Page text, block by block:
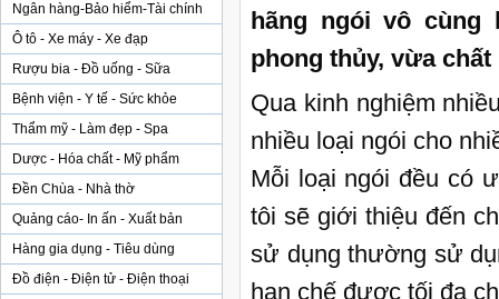
Ngân hàng-Bảo hiểm-Tài chính
Ô tô - Xe máy - Xe đạp
Rượu bia - Đồ uống - Sữa
Bệnh viện - Y tế - Sức khỏe
Thẩm mỹ - Làm đẹp - Spa
Dược - Hóa chất - Mỹ phẩm
Đền Chùa - Nhà thờ
Quảng cáo- In ấn - Xuất bản
Hàng gia dụng - Tiêu dùng
Đồ điện - Điện tử - Điện thoại
hãng ngói vô
phong thủy, vừa
Qua kinh nghiệm
nhiều loại ngói cho
Mỗi loại ngói đều có
tôi sẽ giới thiệu đến
sử dụng thường sử
hạn chế được tối đa